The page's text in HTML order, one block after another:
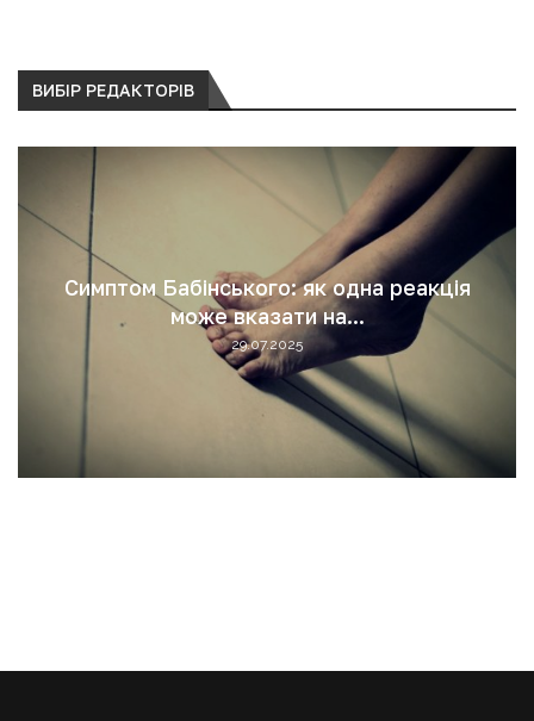
ВИБІР РЕДАКТОРІВ
Симптом Бабінського: як одна реакція
може вказати на...
29.07.2025